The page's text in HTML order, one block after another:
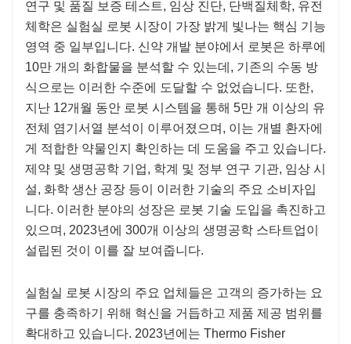
연구 및 품질 보증 테스트, 임상 진단, 단백질체학, 유전
체학은 실험실 로봇 시장이 가장 밝게 빛나는 핵심 기능
영역 중 일부입니다. 신약 개발 분야에서 로봇은 하루에
10만 개의 화합물을 분석할 수 있는데, 기존의 수동 방
식으로는 이러한 수준에 도달할 수 없었습니다. 또한,
지난 12개월 동안 로봇 시스템을 통해 5만 개 이상의 유
전체 염기서열 분석이 이루어졌으며, 이는 개별 환자에
게 적합한 약물인지 확인하는 데 도움을 주고 있습니다.
제약 및 생명공학 기업, 학계 및 정부 연구 기관, 임상 시
설, 화학 생산 공장 등이 이러한 기술의 주요 소비자입
니다. 이러한 분야의 성장은 로봇 기술 도입을 촉진하고
있으며, 2023년에 300개 이상의 생명공학 스타트업이
설립된 것이 이를 잘 보여줍니다.
실험실 로봇 시장의 주요 업체들은 고객의 증가하는 요
구를 충족하기 위해 혁신을 거듭하고 제품 제공 범위를
확대하고 있습니다. 2023년에는 Thermo Fisher